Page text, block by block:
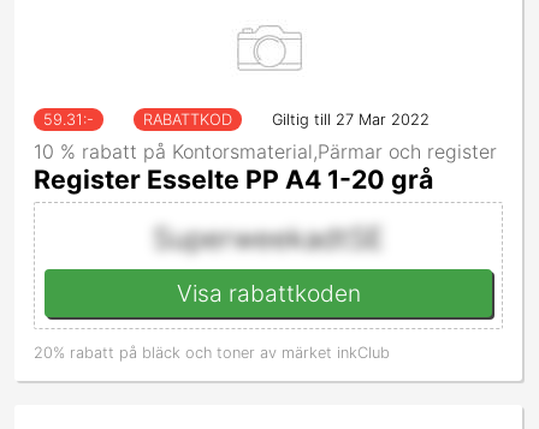
59.31 :- RABATTKOD Giltig till 27 Mar 2022
10 % rabatt på Kontorsmaterial,Pärmar och register
Register Esselte PP A4 1-20 grå
SuperweekadtSE
Visa rabattkoden
20% rabatt på bläck och toner av märket inkClub